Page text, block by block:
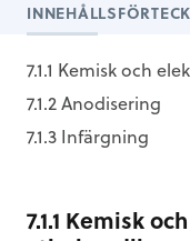
7.1.1 Kemisk och
7.1.2 Anodisering
7.1.3 Infärgning
7.1.1 Kemisk